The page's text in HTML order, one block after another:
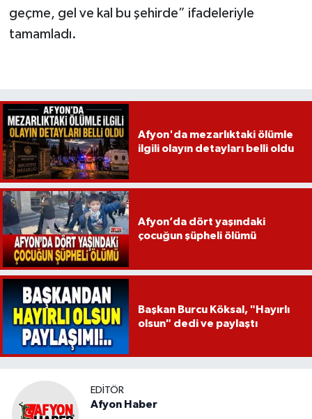
geçme, gel ve kal bu şehirde” ifadeleriyle
tamamladı.
Afyon'da mezarlıktaki ölümle
ilgili olayın detayları belli oldu
Afyon’da dört yaşındaki
çocuğun şüpheli ölümü
Başkan Burcu Köksal, "Hayırlı
olsun" dedi ve paylaştı
EDITÖR
Afyon Haber